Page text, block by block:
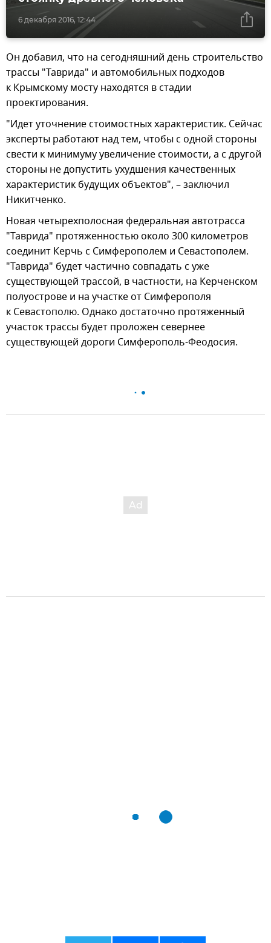
6 декабря 2016, 12:44
Он добавил, что на сегодняшний день строительство
трассы "Таврида" и автомобильных подходов
к Крымскому мосту находятся в стадии
проектирования.
"Идет уточнение стоимостных характеристик. Сейчас
эксперты работают над тем, чтобы с одной стороны
свести к минимуму увеличение стоимости, а с другой
стороны не допустить ухудшения качественных
характеристик будущих объектов", – заключил
Никитченко.
Новая четырехполосная федеральная автотрасса
"Таврида" протяженностью около 300 километров
соединит Керчь с Симферополем и Севастополем.
"Таврида" будет частично совпадать с уже
существующей трассой, в частности, на Керченском
полуострове и на участке от Симферополя
к Севастополю. Однако достаточно протяженный
участок трассы будет проложен севернее
существующей дороги Симферополь-Феодосия.